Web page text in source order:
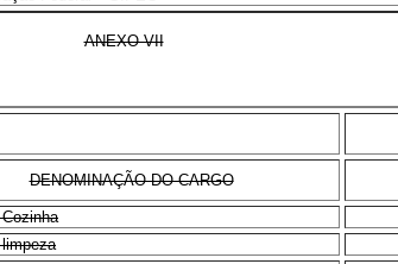
ANEXO VII
DENOMINAÇÃO DO CARGO